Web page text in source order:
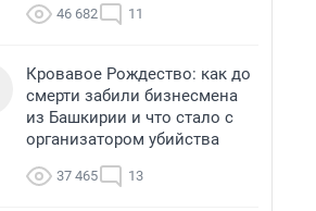
46 682 11
Кровавое Рождество: как до
смерти забили бизнесмена
из Башкирии и что стало с
организатором убийства
37 465 13